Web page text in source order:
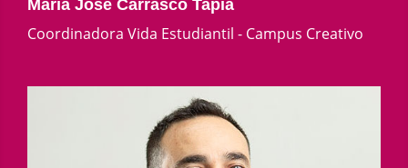
María José Carrasco Tapia
Coordinadora Vida Estudiantil - Campus Creativo